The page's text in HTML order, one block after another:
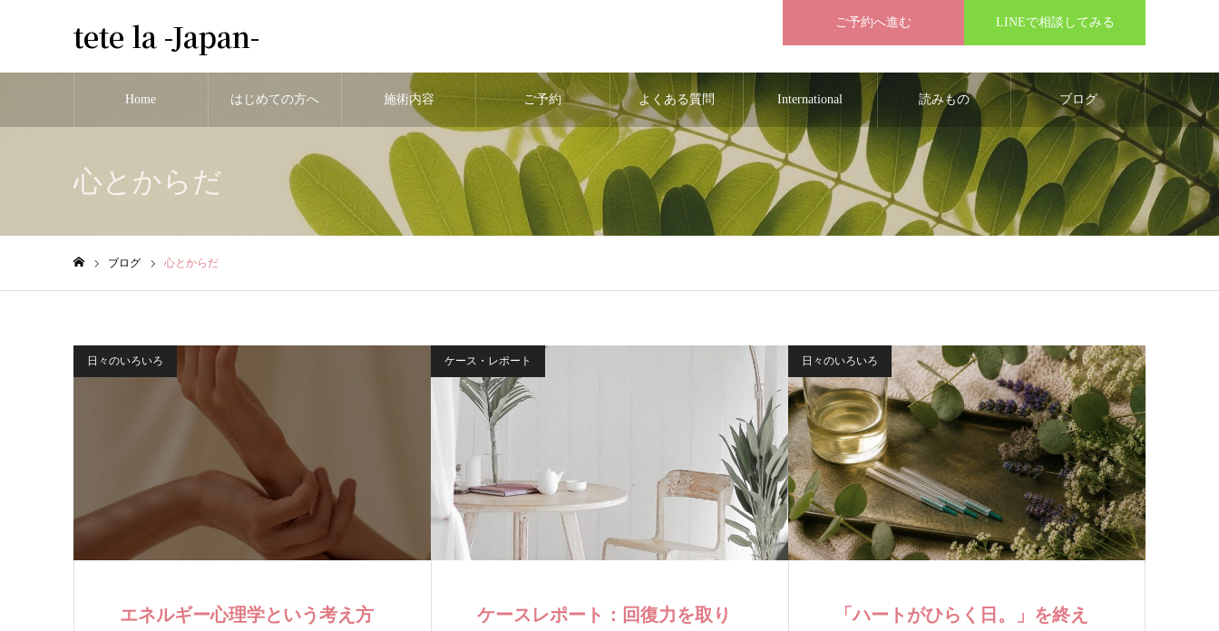
tete la -Japan- ご予約へ進む LINEで相談してみる
Home はじめての方へ 施術内容 ご予約 よくある質問 International 読みもの ブログ
心とからだ
ブログ 心とからだ
日々のいろいろ
エネルギー心理学という考え方
ケース・レポート
ケースレポート：回復力を取り
日々のいろいろ
「ハートがひらく日。」を終え